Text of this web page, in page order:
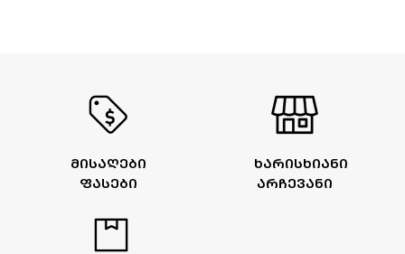
ᲮᲐᲠᲘᲡᲮᲘᲐᲜᲘ
ᲐᲠᲩᲔᲕᲐᲜᲘ
ᲛᲘᲡᲐᲦᲔᲑᲘ
ᲤᲐᲡᲔᲑᲘ